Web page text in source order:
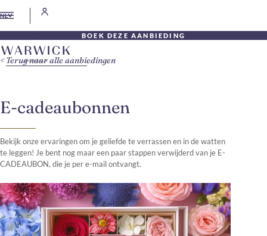
NL
BOEK DEZE AANBIEDING
E-cadeaubonnen
Bekijk onze ervaringen om je geliefde te verrassen en in de watten
te leggen! Je bent nog maar een paar stappen verwijderd van je E-
CADEAUBON, die je per e-mail ontvangt.
Terug naar alle aanbiedingen